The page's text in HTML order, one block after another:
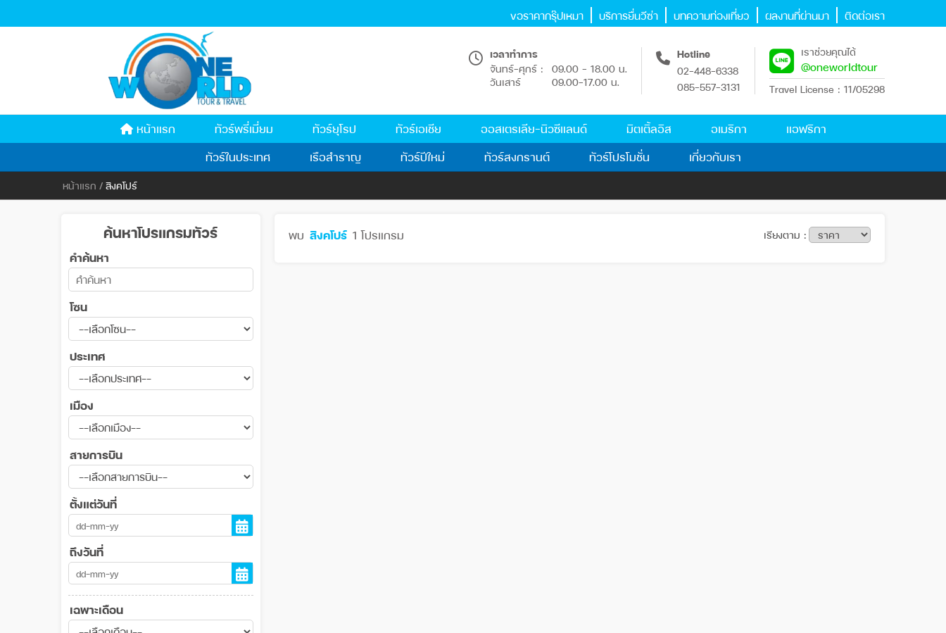
ขอราคากรุ๊ปเหมา บริการยื่นวีซ่า บทความท่องเที่ยว ผลงานที่ผ่านมา ติดต่อเรา
เวลาทำการ
จันทร์-ศุกร์ :
09.00 - 18.00 น.
วันเสาร์
09.00-17.00 น.
Hotline
02-448-6338
085-557-3131
เราช่วยคุณได้
@oneworldtour
Travel License : 11/05298
หน้าแรก ทัวร์พรี่เมี่ยม ทัวร์ยุโรป ทัวร์เอเชีย ออสเตรเลีย-นิวซีแลนด์ มิตเติ้ลอิส อเมริกา
แอฟริกา
ทัวร์ในประเทศ
เรือสำราญ ทัวร์ปีใหม่ ทัวร์สงกรานต์ ทัวร์โปรโมชั่น เกี่ยวกับเรา
หน้าแรก / สิงคโปร์
ค้นหาโปรแกรมทัวร์
คำค้นหา
โซน
ประเทศ
เมือง
สายการบิน
ตั้งแต่วันที่
ถึงวันที่
เฉพาะเดือน
พบ สิงคโปร์ 1 โปรแกรม เรียงตาม :